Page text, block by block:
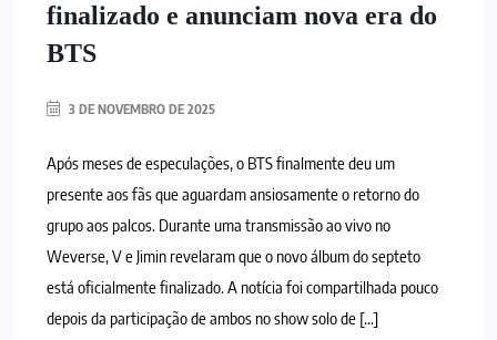
finalizado e anunciam nova era do
BTS
3 DE NOVEMBRO DE 2025
Após meses de especulações, o BTS finalmente deu um
presente aos fãs que aguardam ansiosamente o retorno do
grupo aos palcos. Durante uma transmissão ao vivo no
Weverse, V e Jimin revelaram que o novo álbum do septeto
está oficialmente finalizado. A notícia foi compartilhada pouco
depois da participação de ambos no show solo de […]